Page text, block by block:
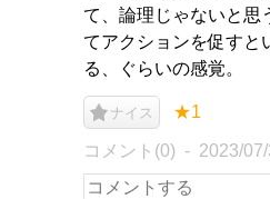
て、論理じゃないと思
てアクションを促すと
る、ぐらいの感覚。
ナイス ★1
コメント(0) 2023/